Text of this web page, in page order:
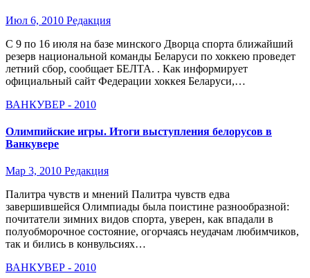
Июл 6, 2010 Редакция
С 9 по 16 июля на базе минского Дворца спорта ближайший
резерв национальной команды Беларуси по хоккею проведет
летний сбор, сообщает БЕЛТА. . Как информирует
официальный сайт Федерации хоккея Беларуси,…
ВАНКУВЕР - 2010
Олимпийские игры. Итоги выступления белорусов в
Ванкувере
Мар 3, 2010 Редакция
Палитра чувств и мнений Палитра чувств едва
завершившейся Олимпиады была поистине разнообразной:
почитатели зимних видов спорта, уверен, как впадали в
полуобморочное состояние, огорчаясь неудачам любимчиков,
так и бились в конвульсиях…
ВАНКУВЕР - 2010